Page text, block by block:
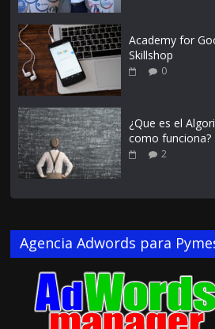
Academy for
Skillshop
0
¿Que es el
como funciona?
2
Agencia Adwords para